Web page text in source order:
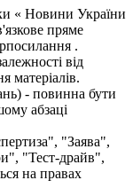
« Новини України
пряме
.
від
матеріалів.
- повинна бути
абзаці
"Заява",
"Тест-драйв",
на правах